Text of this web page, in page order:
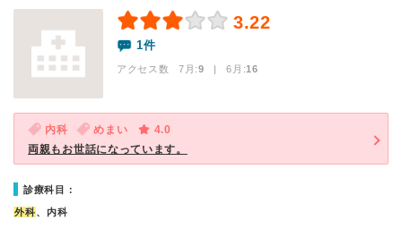
3.22
1件
アクセス数 7月:9 | 6月:16
内科 めまい
4.0
両親もお世話になっています。
診療科目：
外科、内科